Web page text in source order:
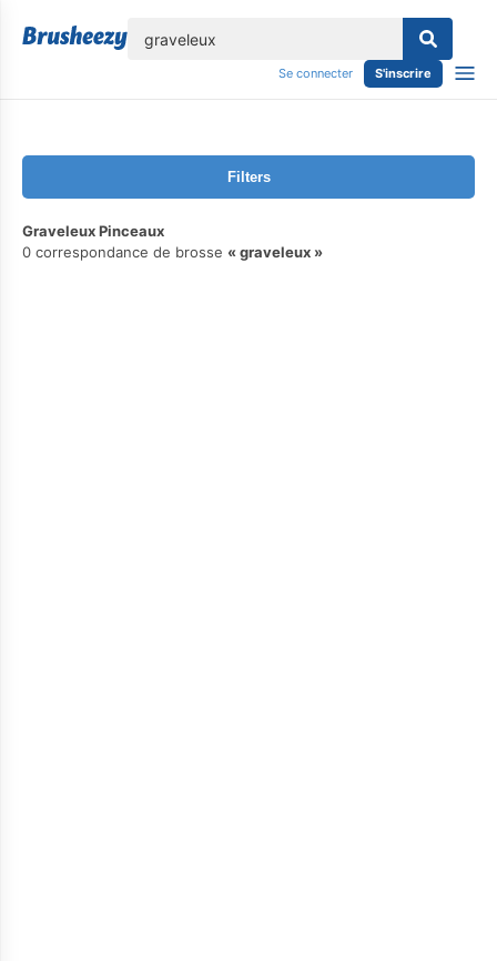
Se connecter S'inscrire
Filters
Graveleux Pinceaux
0 correspondance de brosse
graveleux